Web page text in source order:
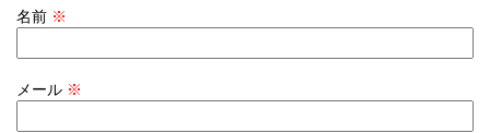
名前 ※
メール ※